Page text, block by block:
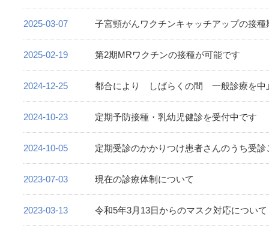
2025-03-07 子宮頸がんワクチンキャッチアップの接
2025-02-19 第2期MRワクチンの接種が可能です
2024-12-25 都合により しばらくの間 一般診療を中
2024-10-23 定期予防接種・乳幼児健診を受付中です
2024-10-05 定期受診のかかりつけ患者さんのうち受
2023-07-03 現在の診療体制について
2023-03-13 令和5年3月13日からのマスク対応について